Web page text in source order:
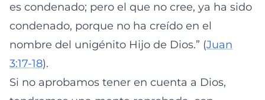
es condenado; pero el que no cree, ya ha sido
condenado, porque no ha creído en el
nombre del unigénito Hijo de Dios.” (Juan
3:17-18).
Si no aprobamos tener en cuenta a Dios,